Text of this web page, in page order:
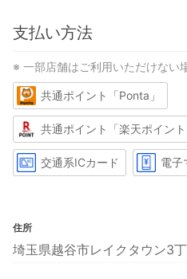
支払い方法
※ 一部店舗はご利用いただけない
共通ポイント「Ponta」
共通ポイント「楽天ポイント
交通系ICカード 電子
住所
埼玉県越谷市レイクタウン3